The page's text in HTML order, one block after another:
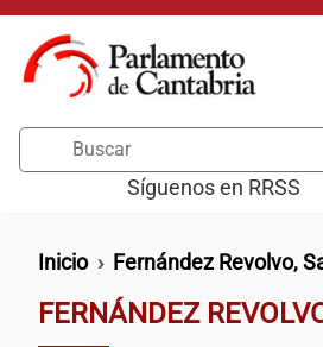
Pasar al contenido principal
Síguenos en RRSS
Ruta de navegación
Inicio Fernández Revolvo,
FERNÁNDEZ